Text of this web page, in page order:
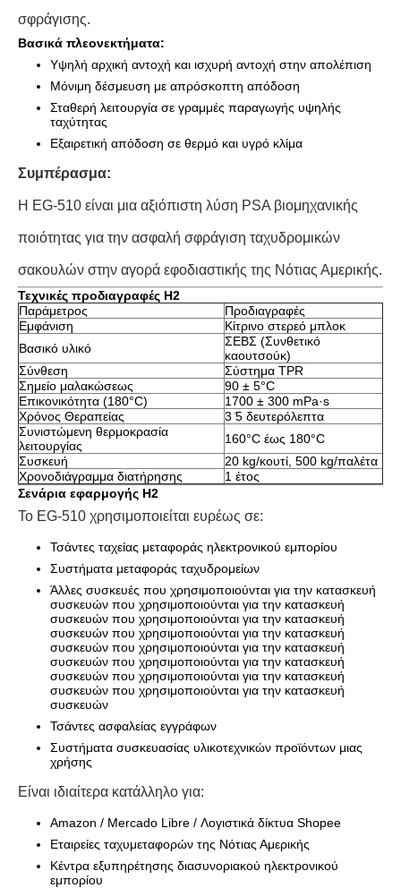
σφράγισης.
Βασικά πλεονεκτήματα:
Υψηλή αρχική αντοχή και ισχυρή αντοχή στην απολέπιση
Μόνιμη δέσμευση με απρόσκοπτη απόδοση
Σταθερή λειτουργία σε γραμμές παραγωγής υψηλής
ταχύτητας
Εξαιρετική απόδοση σε θερμό και υγρό κλίμα
Συμπέρασμα:
Η EG-510 είναι μια αξιόπιστη λύση PSA βιομηχανικής
ποιότητας για την ασφαλή σφράγιση ταχυδρομικών
σακουλών στην αγορά εφοδιαστικής της Νότιας Αμερικής.
Τεχνικές προδιαγραφές H2
Παράμετρος
Προδιαγραφές
Εμφάνιση
Κίτρινο στερεό μπλοκ
Βασικό υλικό
ΣΕΒΣ (Συνθετικό
καουτσούκ)
Σύνθεση
Σύστημα TPR
Σημείο μαλακώσεως
90 ± 5°C
Επικονικότητα (180°C)
1700 ± 300 mPa·s
Χρόνος Θεραπείας
3 ̇5 δευτερόλεπτα
Συνιστώμενη θερμοκρασία
λειτουργίας
160°C έως 180°C
Συσκευή
20 kg/κουτί, 500 kg/παλέτα
Χρονοδιάγραμμα διατήρησης
1 έτος
Σενάρια εφαρμογής H2
Το EG-510 χρησιμοποιείται ευρέως σε:
Τσάντες ταχείας μεταφοράς ηλεκτρονικού εμπορίου
Συστήματα μεταφοράς ταχυδρομείων
Άλλες συσκευές που χρησιμοποιούνται για την κατασκευή
συσκευών που χρησιμοποιούνται για την κατασκευή
συσκευών που χρησιμοποιούνται για την κατασκευή
συσκευών που χρησιμοποιούνται για την κατασκευή
συσκευών που χρησιμοποιούνται για την κατασκευή
συσκευών που χρησιμοποιούνται για την κατασκευή
συσκευών που χρησιμοποιούνται για την κατασκευή
συσκευών που χρησιμοποιούνται για την κατασκευή
συσκευών
Τσάντες ασφαλείας εγγράφων
Συστήματα συσκευασίας υλικοτεχνικών προϊόντων μιας
χρήσης
Είναι ιδιαίτερα κατάλληλο για:
Amazon / Mercado Libre / Λογιστικά δίκτυα Shopee
Εταιρείες ταχυμεταφορών της Νότιας Αμερικής
Κέντρα εξυπηρέτησης διασυνοριακού ηλεκτρονικού
εμπορίου